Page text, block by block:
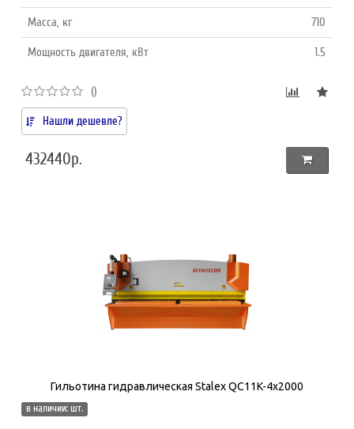
Масса, кг 710
Мощность двигателя, кВт 1.5
()
Нашли дешевле?
432440р.
Гильотина гидравлическая Stalex QC11K-4x2000
в наличии: шт.